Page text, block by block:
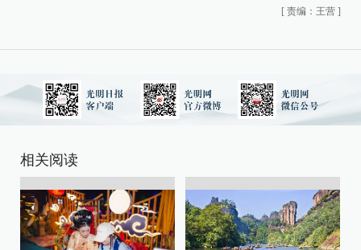
[ 责编：王营 ]
相关阅读